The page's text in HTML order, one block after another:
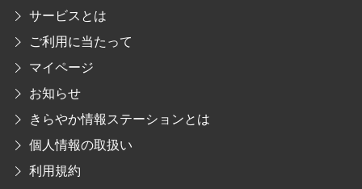
サービスとは
ご利用に当たって
マイページ
お知らせ
きらやか情報ステーションとは
個人情報の取扱い
利用規約